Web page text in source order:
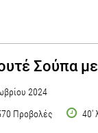
Σούπα
2024
Προβολές
40'